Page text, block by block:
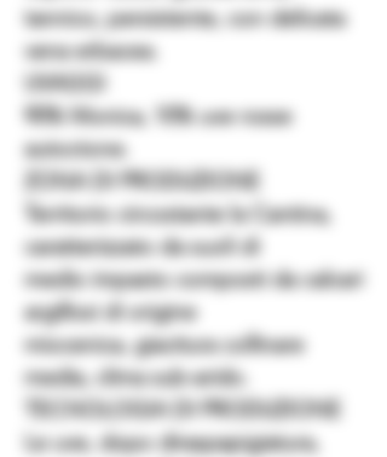
tannico, persistente, con delicata
vena erbacea.
UVAGGI
90% Monica, 10% uve rosse
autoctone.
ZONA DI PRODUZIONE
Territorio circostante la Cantina,
caratterizzato da suoli di
medio impasto composti da calcari
argillosi di origine
miocenica, giacitura collinare
media, clima sub-arido.
TECNOLOGIA DI PRODUZIONE
Le uve, dopo diraspapigiatura,